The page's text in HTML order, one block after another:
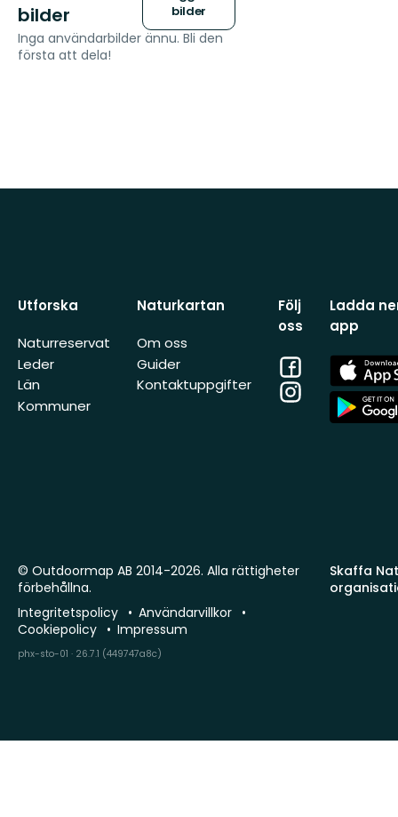
bilder
bilder
Inga användarbilder ännu. Bli den
första att dela!
Utforska
Naturreservat
Leder
Län
Kommuner
Naturkartan
Om oss
Guider
Kontaktuppgifter
Följ
oss
Facebook
Instagram
Ladda
app
App
Store
App
Store
Skaffa
© Outdoormap AB 2014-2026. Alla rättigheter
förbehållna.
Integritetspolicy
Användarvillkor
Cookiepolicy
Impressum
phx-sto-01 · 26.7.1 (449747a8c)